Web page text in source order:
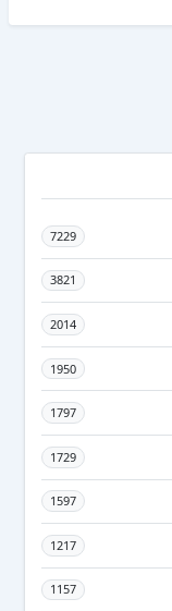
7229
3821
2014
1950
1797
1729
1597
1217
1157